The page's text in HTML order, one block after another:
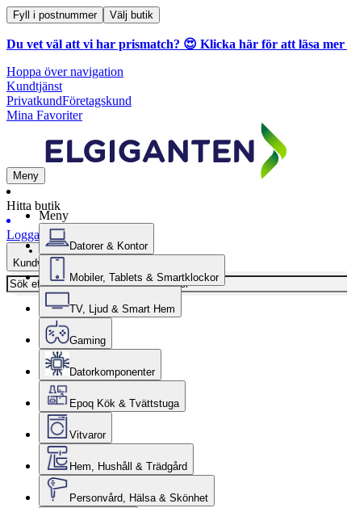
Fyll i postnummer Välj butik
Du vet väl att vi har prismatch? 😍 Klicka här för att läsa mer
Hoppa över navigation
Kundtjänst
PrivatkundFöretagskund
Mina Favoriter
Meny
Hitta butik
Logga in
Kundvagn
Meny
Datorer & Kontor
Mobiler, Tablets & Smartklockor
TV, Ljud & Smart Hem
Gaming
Datorkomponenter
Epoq Kök & Tvättstuga
Vitvaror
Hem, Hushåll & Trädgård
Personvård, Hälsa & Skönhet